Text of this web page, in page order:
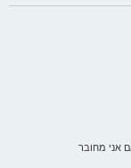
אני מחובר